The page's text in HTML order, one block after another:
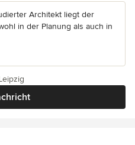
Architekt liegt der
in der Planung als auch in